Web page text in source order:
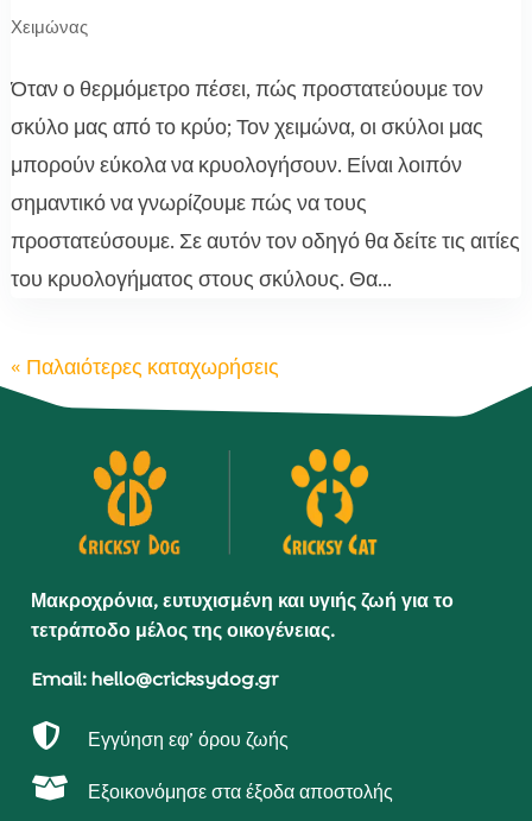
Χειμώνας
Όταν ο θερμόμετρο πέσει, πώς προστατεύουμε τον
σκύλο μας από το κρύο; Τον χειμώνα, οι σκύλοι μας
μπορούν εύκολα να κρυολογήσουν. Είναι λοιπόν
σημαντικό να γνωρίζουμε πώς να τους
προστατεύσουμε. Σε αυτόν τον οδηγό θα δείτε τις αιτίες
του κρυολογήματος στους σκύλους. Θα...
« Παλαιότερες καταχωρήσεις
Μακροχρόνια, ευτυχισμένη και υγιής ζωή για το
τετράποδο μέλος της οικογένειας.
Email: hello@cricksydog.gr
 Εγγύηση εφ’ όρου ζωής
 Εξοικονόμησε στα έξοδα αποστολής